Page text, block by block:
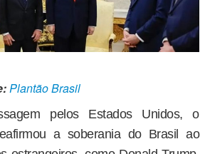
Plantão Brasil
pelos Estados Unidos, o
a soberania do Brasil ao